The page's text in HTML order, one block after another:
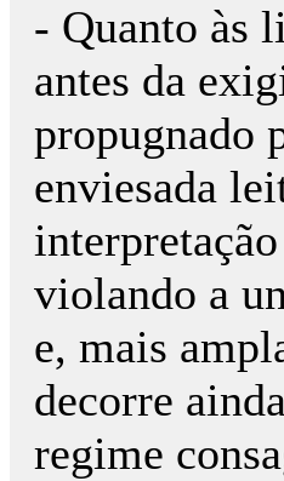
- Quanto às
antes da
propugnado
enviesada
violando a
e, mais
decorre
regime